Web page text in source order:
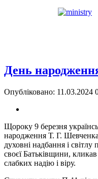
День
Опубліковано: 11.03.2024
Щороку 9 березня
народження Т. Г.
духовні надбання і
своєї Батьківщини,
слабких надію і віру.